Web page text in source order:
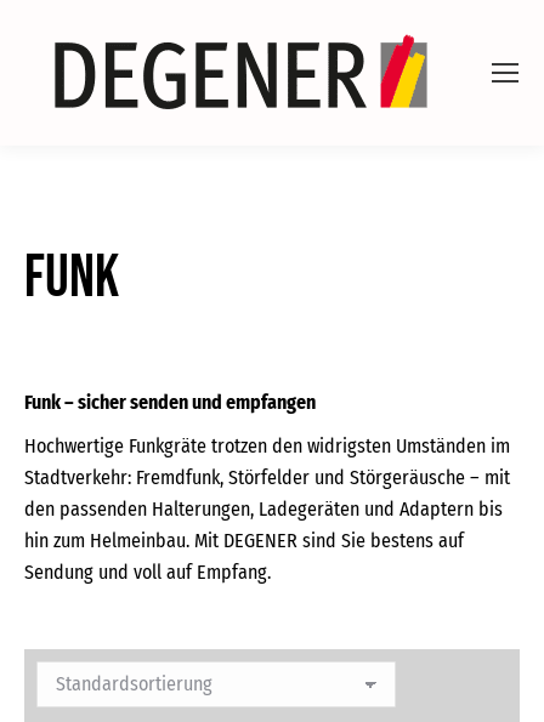
Funk
Funk – sicher senden und empfangen
Hochwertige Funkgräte trotzen den widrigsten Umständen im
Stadtverkehr: Fremdfunk, Störfelder und Störgeräusche – mit
den passenden Halterungen, Ladegeräten und Adaptern bis
hin zum Helmeinbau. Mit DEGENER sind Sie bestens auf
Sendung und voll auf Empfang.